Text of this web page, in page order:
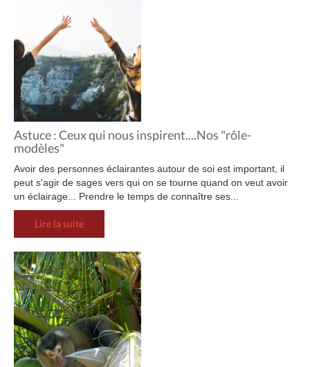
Astuce : Ceux qui nous inspirent....Nos "rôle-
modèles"
Avoir des personnes éclairantes autour de soi est important, il
peut s'agir de sages vers qui on se tourne quand on veut avoir
un éclairage... Prendre le temps de connaître ses...
Lire la suite